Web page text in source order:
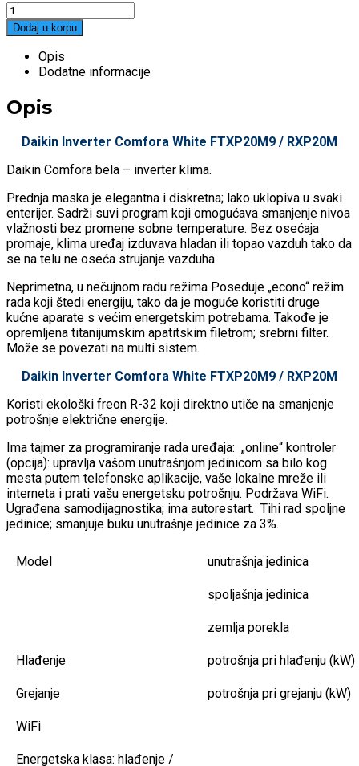
Quantity
Dodaj u korpu
Opis
Dodatne informacije
Opis
Daikin Inverter Comfora White FTXP20M9 / RXP20M
Daikin Comfora bela – inverter klima.
Prednja maska je elegantna i diskretna; lako uklopiva u svaki
enterijer. Sadrži suvi program koji omogućava smanjenje nivoa
vlažnosti bez promene sobne temperature. Bez osećaja
promaje, klima uređaj izduvava hladan ili topao vazduh tako da
se na telu ne oseća strujanje vazduha.
Neprimetna, u nečujnom radu režima Poseduje „econo“ režim
rada koji štedi energiju, tako da je moguće koristiti druge
kućne aparate s većim energetskim potrebama. Takođe je
opremljena titanijumskim apatitskim filetrom; srebrni filter.
Može se povezati na multi sistem.
Daikin Inverter Comfora White FTXP20M9 / RXP20M
Koristi ekološki freon R-32 koji direktno utiče na smanjenje
potrošnje električne energije.
Ima tajmer za programiranje rada uređaja: „online“ kontroler
(opcija): upravlja vašom unutrašnjom jedinicom sa bilo kog
mesta putem telefonske aplikacije, vaše lokalne mreže ili
interneta i prati vašu energetsku potrošnju. Podržava WiFi.
Ugrađena samodijagnostika; ima autorestart. Tihi rad spoljne
jedinice; smanjuje buku unutrašnje jedinice za 3%.
Model unutrašnja jedinica
spoljašnja jedinica
zemlja porekla
Hlađenje potrošnja pri hlađenju (kW)
Grejanje potrošnja pri grejanju (kW)
WiFi
Energetska klasa: hlađenje /